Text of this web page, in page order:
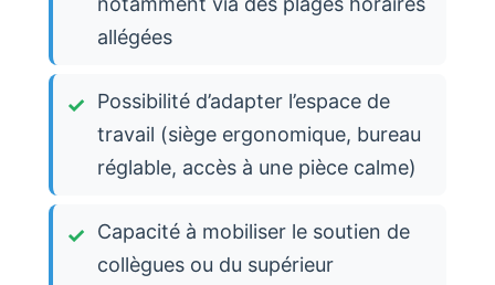
allégées
Possibilité d’adapter l’espace de
travail (siège ergonomique, bureau
réglable, accès à une pièce calme)
Capacité à mobiliser le soutien de
collègues ou du supérieur